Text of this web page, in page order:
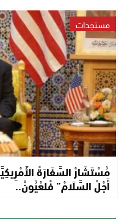
مستجدات
مُسْتَشَارْ السَّفَارَةْ
أَجْلْ السَّلَامْ” فْلعْيُونْ..